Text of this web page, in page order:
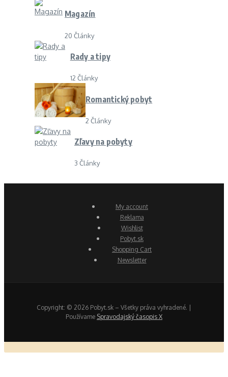
Magazín
20 Články
Rady a tipy
12 Články
Romantický pobyt
2 Články
Zľavy na pobyty
3 Články
My account
Reklama
Wishlist
Pobyt.sk
Shopping Cart
Newsletter
Copyright: © 2026 Pobyt.sk – Všetky práva vyhradené. |
Používame Spravodajský časopis X